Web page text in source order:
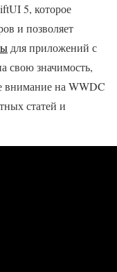
5, которое
и позволяет
для приложений с
свою значимость,
внимание на WWDC
статей и